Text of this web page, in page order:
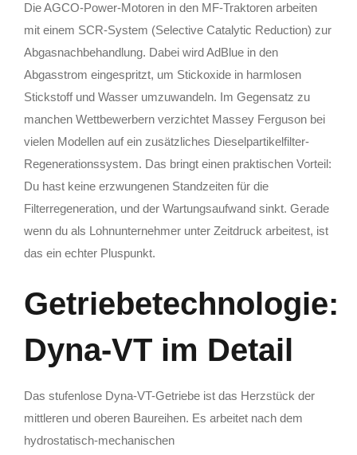
Die AGCO-Power-Motoren in den MF-Traktoren arbeiten
mit einem SCR-System (Selective Catalytic Reduction) zur
Abgasnachbehandlung. Dabei wird AdBlue in den
Abgasstrom eingespritzt, um Stickoxide in harmlosen
Stickstoff und Wasser umzuwandeln. Im Gegensatz zu
manchen Wettbewerbern verzichtet Massey Ferguson bei
vielen Modellen auf ein zusätzliches Dieselpartikelfilter-
Regenerationssystem. Das bringt einen praktischen Vorteil:
Du hast keine erzwungenen Standzeiten für die
Filterregeneration, und der Wartungsaufwand sinkt. Gerade
wenn du als Lohnunternehmer unter Zeitdruck arbeitest, ist
das ein echter Pluspunkt.
Getriebetechnologie:
Dyna-VT im Detail
Das stufenlose Dyna-VT-Getriebe ist das Herzstück der
mittleren und oberen Baureihen. Es arbeitet nach dem
hydrostatisch-mechanischen